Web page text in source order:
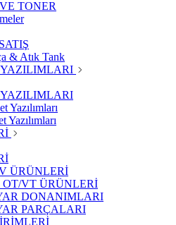
TONER
& Atık Tank
YAZILIMLARI
YAZILIMLARI
Yazılımları
Yazılımları
ÜRÜNLERİ
VT ÜRÜNLERİ
DONANIMLARI
PARÇALARI